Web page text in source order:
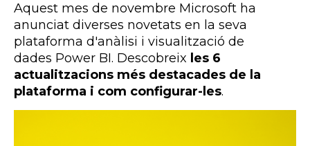
Aquest mes de novembre Microsoft ha
anunciat diverses novetats en la seva
plataforma d'anàlisi i visualització de
dades Power BI. Descobreix les 6
actualitzacions més destacades de la
plataforma i com configurar-les.